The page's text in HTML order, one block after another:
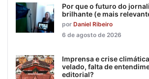
Por que o futuro do
brilhante (e mais
por Daniel Ribeiro
6 de agosto de 2026
Imprensa e crise
velado, falta de
editorial?